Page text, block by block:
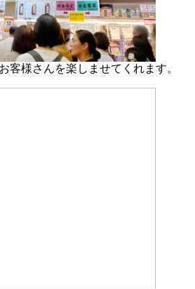
客様さんを楽しませてくれます。